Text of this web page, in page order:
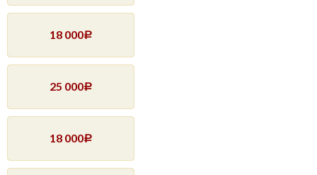
18 000Р
25 000Р
18 000Р